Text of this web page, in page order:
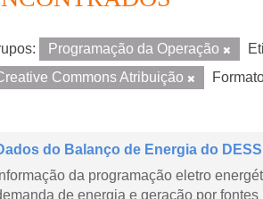
Programação da Operação
Commons Atribuição
do Balanço de Energia do
Informação da programação eletro
de energia e geração por